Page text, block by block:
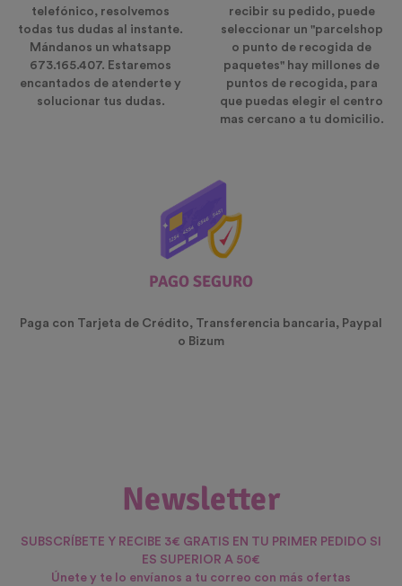
telefónico, resolvemos
todas tus dudas al instante.
Mándanos un whatsapp
673.165.407. Estaremos
encantados de atenderte y
solucionar tus dudas.
recibir su pedido, puede
seleccionar un "parcelshop
o punto de recogida de
paquetes" hay millones de
puntos de recogida, para
que puedas elegir el centro
mas cercano a tu domicilio.
PAGO SEGURO
Paga con Tarjeta de Crédito, Transferencia bancaria, Paypal
o Bizum
Newsletter
SUBSCRÍBETE Y RECIBE 3€ GRATIS EN TU PRIMER PEDIDO SI
ES SUPERIOR A 50€
Únete y te lo envíanos a tu correo con más ofertas